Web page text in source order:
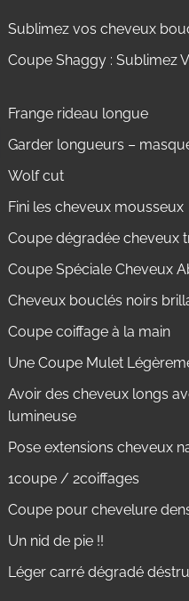
Sublimez vos cheveux
Coupe Shaggy : Sublimez
Frange rideau longue
Garder longueurs –
Wolf cut
Fini les cheveux mousseux
Coupe dégradée cheveux
Coupe Spéciale Cheveux
Cheveux bouclés noirs
Coupe coiffage à la main
Une Coupe Mulet
Avoir des cheveux longs
lumineuse
Pose extensions cheveux
1coupe / 2coiffages
Coupe pour chevelure
Un nid de pie !!
Léger carré dégradé